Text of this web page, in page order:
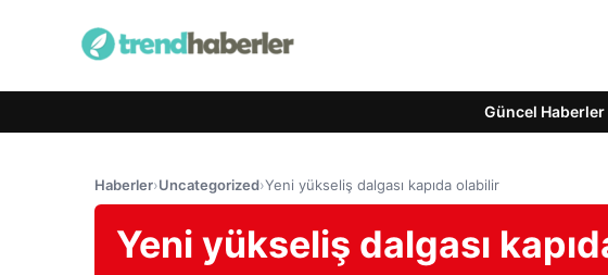
Güncel Haberler
Haberler›Uncategorized›Yeni yükseliş dalgası kapıda olabilir
Yeni yükseliş dalgası